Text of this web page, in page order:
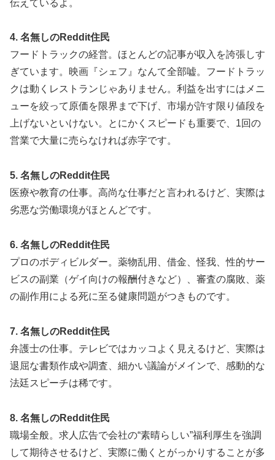
伝えているよ。
4. 名無しのReddit住民
フードトラックの経営。ほとんどの記事が収入を誇張しす
ぎています。映画『シェフ』なんて全部嘘。フードトラッ
クは動くレストランじゃありません。利益を出すにはメニ
ューを絞って原価を限界まで下げ、市場が許す限り値段を
上げないといけない。とにかくスピードも重要で、1回の
営業で大量に売らなければ赤字です。
5. 名無しのReddit住民
医療や教育の仕事。高尚な仕事だと言われるけど、実際は
劣悪な労働環境がほとんどです。
6. 名無しのReddit住民
プロのボディビルダー。薬物乱用、借金、怪我、性的サー
ビスの副業（ゲイ向けの報酬付きなど）、審査の腐敗、薬
の副作用による死に至る健康問題がつきものです。
7. 名無しのReddit住民
弁護士の仕事。テレビではカッコよく見えるけど、実際は
退屈な書類作成や調査、細かい議論がメインで、感動的な
法廷スピーチは稀です。
8. 名無しのReddit住民
職場全般。求人広告で会社の“素晴らしい”福利厚生を強調
して期待させるけど、実際に働くとがっかりすることが多